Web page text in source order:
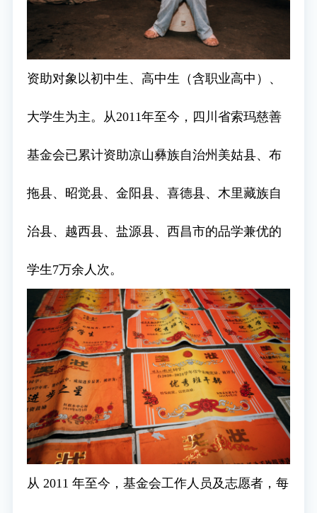
资助对象以初中生、高中生（含职业高中）、
大学生为主。从2011年至今，四川省索玛慈善
基金会已累计资助凉山彝族自治州美姑县、布
拖县、昭觉县、金阳县、喜德县、木里藏族自
治县、越西县、盐源县、西昌市的品学兼优的
学生7万余人次。
从 2011 年至今，基金会工作人员及志愿者，每